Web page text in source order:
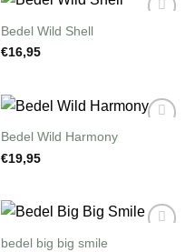
Bedel Wild Shell
€16,95
Bedel Wild Harmony
€19,95
bedel big big smile